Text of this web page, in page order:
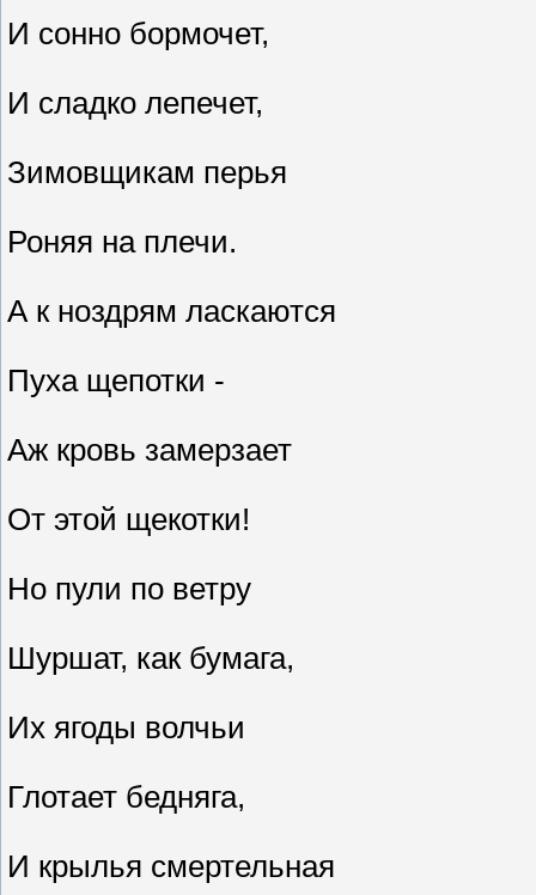
И сонно бормочет,
И сладко лепечет,
Зимовщикам перья
Роняя на плечи.
А к ноздрям ласкаются
Пуха щепотки -
Аж кровь замерзает
От этой щекотки!
Но пули по ветру
Шуршат, как бумага,
Их ягоды волчьи
Глотает бедняга,
И крылья смертельная